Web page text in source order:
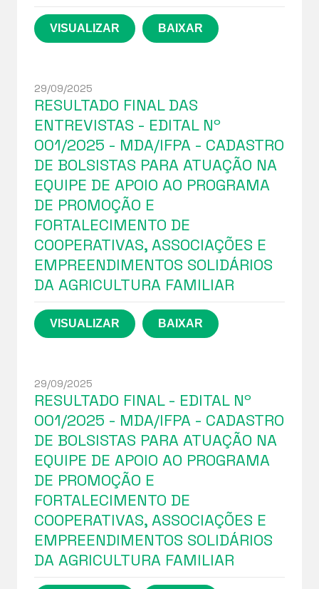
29/09/2025
RESULTADO FINAL DAS
ENTREVISTAS - EDITAL Nº
001/2025 - MDA/IFPA - CADASTRO
DE BOLSISTAS PARA ATUAÇÃO NA
EQUIPE DE APOIO AO PROGRAMA
DE PROMOÇÃO E
FORTALECIMENTO DE
COOPERATIVAS, ASSOCIAÇÕES E
EMPREENDIMENTOS SOLIDÁRIOS
DA AGRICULTURA FAMILIAR
29/09/2025
RESULTADO FINAL - EDITAL Nº
001/2025 - MDA/IFPA - CADASTRO
DE BOLSISTAS PARA ATUAÇÃO NA
EQUIPE DE APOIO AO PROGRAMA
DE PROMOÇÃO E
FORTALECIMENTO DE
COOPERATIVAS, ASSOCIAÇÕES E
EMPREENDIMENTOS SOLIDÁRIOS
DA AGRICULTURA FAMILIAR